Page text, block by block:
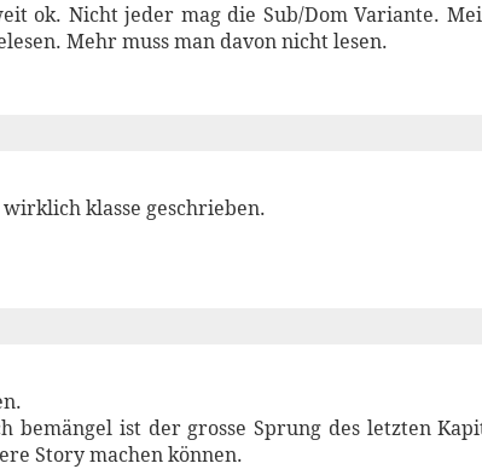
ok. Nicht jeder mag die Sub/Dom Variante.
Mehr muss man davon nicht lesen.
wirklich klasse geschrieben.
bemängel ist der grosse Sprung des letzten
Story machen können.